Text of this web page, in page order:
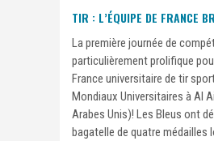
TIR : L’ÉQUIPE DE FRANCE
La première journée de
particulièrement prolifique
France universitaire de tir
Mondiaux Universitaires à Al
Arabes Unis)! Les Bleus ont
bagatelle de quatre médailles